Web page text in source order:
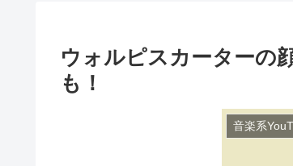
ウォルピスカーターの
も！
音楽系